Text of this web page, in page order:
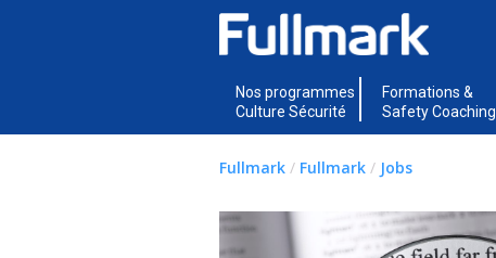
Nos programmes
Culture Sécurité
Formations &
Safety Coaching
Fullmark / Fullmark / Jobs